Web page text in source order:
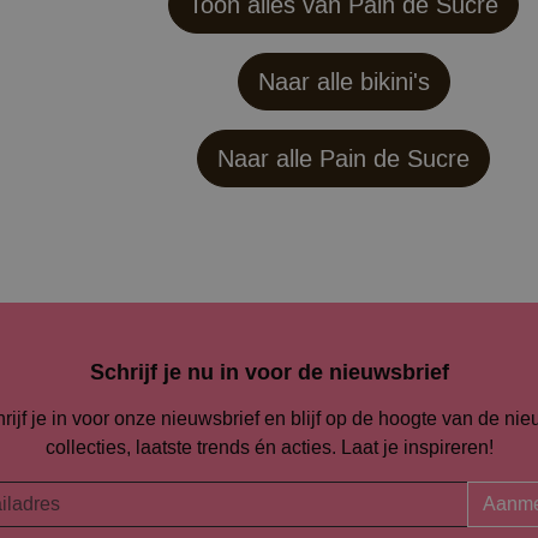
Naar alle bikini's
Naar alle Pain de Sucre
Schrijf je nu in voor de nieuwsbrief
je in voor onze nieuwsbrief en blijf op de hoogte van de
collecties, laatste trends én acties. Laat je inspireren!